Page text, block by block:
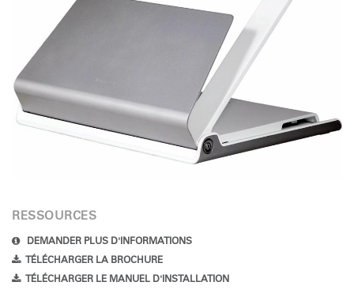
RESSOURCES
DEMANDER PLUS D'INFORMATIONS
TÉLÉCHARGER LA BROCHURE
TÉLÉCHARGER LE MANUEL D'INSTALLATION